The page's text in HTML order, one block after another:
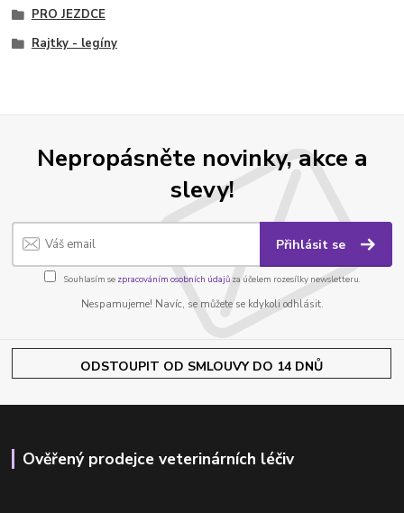
PRO JEZDCE
Rajtky - legíny
Nepropásněte novinky, akce a
slevy!
Přihlásit se
Souhlasím se zpracováním osobních údajůza účelem rozesílky newsletteru.
Nespamujeme! Navíc, se můžete se kdykoli odhlásit.
ODSTOUPIT OD SMLOUVY DO 14 DNŮ
Ověřený prodejce veterinárních léčiv